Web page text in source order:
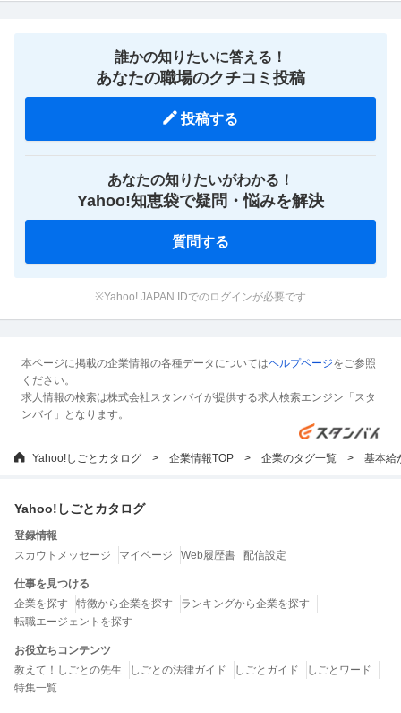
誰かの知りたいに答える！
あなたの職場のクチコミ投稿
投稿する
あなたの知りたいがわかる！
Yahoo!知恵袋で疑問・悩みを解決
質問する
※Yahoo! JAPAN IDでのログインが必要です
本ページに掲載の企業情報の各種データについてはヘルプページをご参照
ください。
求人情報の検索は株式会社スタンバイが提供する求人検索エンジン「スタ
ンバイ」となります。
Yahoo!しごとカタログ 企業情報TOP 企業のタグ一覧 基本給
Yahoo!しごとカタログ
登録情報
スカウトメッセージ
マイページ Web履歴書 配信設定
仕事を見つける
企業を探す
特徴から企業を探す
ランキングから企業を探す
転職エージェントを探す
お役立ちコンテンツ
教えて！しごとの先生
しごとの法律ガイド しごとガイド
しごとワード
特集一覧